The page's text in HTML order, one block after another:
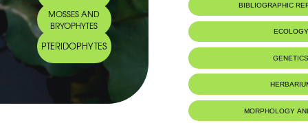
MOSSES AND
BRYOPHYTES
PTERIDOPHYTES
Common name: Amélanchier à
rochers
Service-berry,
mespilus.
Arabic name: بيضية، زعروريّة
BIBLIOGRAPHIC
ECOLOGY
Lieux boisés,
Chromosome Number: 2n =
Geneva Herbaria Catalogue
MORPHOLOGY